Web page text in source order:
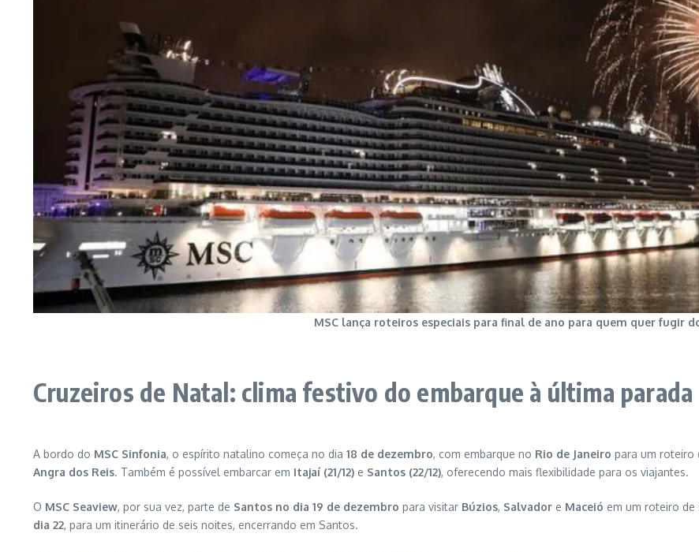
MSC lança roteiros especiais para final de ano para quem quer fugir
Cruzeiros de Natal: clima festivo do embarque à última parada
A bordo do MSC Sinfonia, o espírito natalino começa no dia 18 de dezembro, com embarque no Rio de Janeiro para um roteiro
Angra dos Reis. Também é possível embarcar em Itajaí (21/12) e Santos (22/12), oferecendo mais flexibilidade para os viajantes.
O MSC Seaview, por sua vez, parte de Santos no dia 19 de dezembro para visitar Búzios, Salvador e Maceió em um roteiro de
dia 22, para um itinerário de seis noites, encerrando em Santos.